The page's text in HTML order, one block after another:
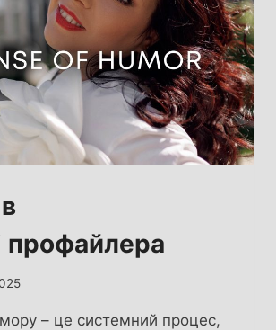
профайлера
– це системний процес,